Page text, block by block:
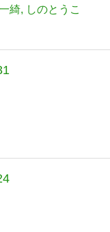
綺 しのとうこ